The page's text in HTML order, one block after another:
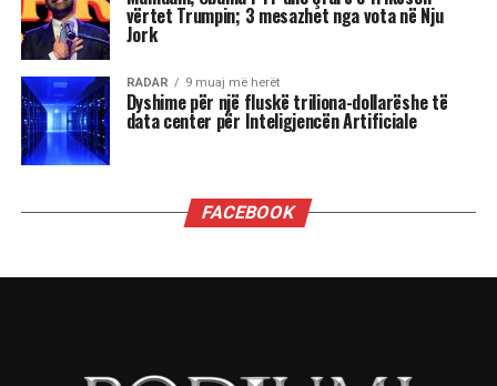
fati kërkon maturi dhe vetëpërmbajtje
Çdo shenjë do ta ndjejë këtë energji ndryshe nga
përplasjet emocionale të Dashit dhe pasiguritë e
Shigjetarit, te balancimi personal i Peshores dhe
fuqia komunikuese e Ujorit. Por një gjë është e
sigurt: qielli është në lëvizje dhe kush është i
gatshëm të dëgjojë mesazhet e tij, mund të dalë
futur tashmë në Peshore. Dhe duke u futur Dielli